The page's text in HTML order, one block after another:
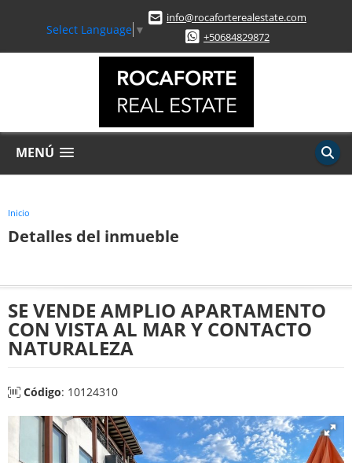
Select Language ▼
info@rocaforterealestate.com
+50684829872
MENÚ
Inicio
Detalles del inmueble
SE VENDE AMPLIO APARTAMENTO
CON VISTA AL MAR Y CONTACTO
NATURALEZA
Código: 10124310